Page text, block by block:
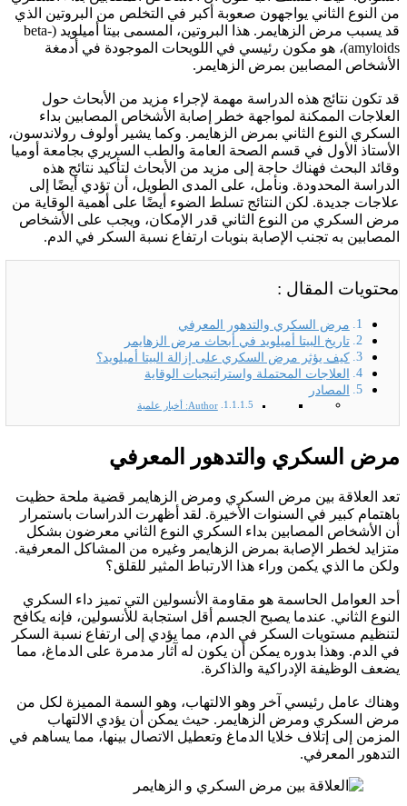
من النوع الثاني يواجهون صعوبة أكبر في التخلص من البروتين الذي
قد يسبب مرض الزهايمر. هذا البروتين، المسمى بيتا أميلويد (beta-
amyloids)، هو مكون رئيسي في اللويحات الموجودة في أدمغة
الأشخاص المصابين بمرض الزهايمر.
قد تكون نتائج هذه الدراسة مهمة لإجراء مزيد من الأبحاث حول
العلاجات الممكنة لمواجهة خطر إصابة الأشخاص المصابين بداء
السكري النوع الثاني بمرض الزهايمر. وكما يشير أولوف رولاندسون،
الأستاذ الأول في قسم الصحة العامة والطب السريري بجامعة أوميا
وقائد البحث فهناك حاجة إلى مزيد من الأبحاث لتأكيد نتائج هذه
الدراسة المحدودة. ونأمل، على المدى الطويل، أن تؤدي أيضًا إلى
علاجات جديدة. لكن النتائج تسلط الضوء أيضًا على أهمية الوقاية من
مرض السكري من النوع الثاني قدر الإمكان، ويجب على الأشخاص
المصابين به تجنب الإصابة بنوبات ارتفاع نسبة السكر في الدم.
محتويات المقال :
مرض السكري والتدهور المعرفي
تاريخ البيتا أميلويد في أبحاث مرض الزهايمر
كيف يؤثر مرض السكري على إزالة البيتا أميلويد؟
العلاجات المحتملة واستراتيجيات الوقاية
المصادر
Author: أخبار علمية
مرض السكري والتدهور المعرفي
تعد العلاقة بين مرض السكري ومرض الزهايمر قضية ملحة حظيت
باهتمام كبير في السنوات الأخيرة. لقد أظهرت الدراسات باستمرار
أن الأشخاص المصابين بداء السكري النوع الثاني معرضون بشكل
متزايد لخطر الإصابة بمرض الزهايمر وغيره من المشاكل المعرفية.
ولكن ما الذي يكمن وراء هذا الارتباط المثير للقلق؟
أحد العوامل الحاسمة هو مقاومة الأنسولين التي تميز داء السكري
النوع الثاني. عندما يصبح الجسم أقل استجابة للأنسولين، فإنه يكافح
لتنظيم مستويات السكر في الدم، مما يؤدي إلى ارتفاع نسبة السكر
في الدم. وهذا بدوره يمكن أن يكون له آثار مدمرة على الدماغ، مما
يضعف الوظيفة الإدراكية والذاكرة.
وهناك عامل رئيسي آخر وهو الالتهاب، وهو السمة المميزة لكل من
مرض السكري ومرض الزهايمر. حيث يمكن أن يؤدي الالتهاب
المزمن إلى إتلاف خلايا الدماغ وتعطيل الاتصال بينها، مما يساهم في
التدهور المعرفي.